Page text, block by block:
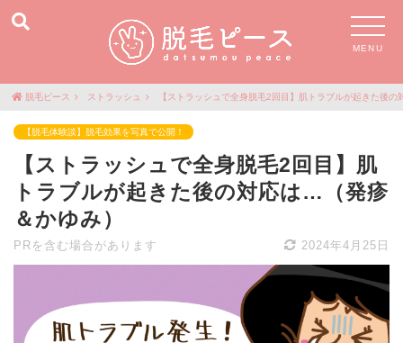
MENU
脱毛ピース ストラッシュ 【ストラッシュで全身脱毛2回目】肌トラブルが起きた後
【脱毛体験談】脱毛効果を写真で公開！
【ストラッシュで全身脱毛2回目】肌
トラブルが起きた後の対応は…（発疹
＆かゆみ）
PRを含む場合があります 2024年4月25日